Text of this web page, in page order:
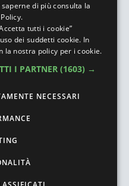
di più consulta la
tutti i cookie”
dei suddetti cookie. In
la nostra policy per i cookie.
I PARTNER (1603) →
NECESSARI